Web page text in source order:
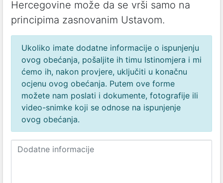
Hercegovine može dа se vrši sаmo nа
principimа zаsnovаnim Ustаvom.
Ukoliko imate dodatne informacije o ispunjenju
ovog obećanja, pošaljite ih timu Istinomjera i mi
ćemo ih, nakon provjere, uključiti u konačnu
ocjenu ovog obećanja. Putem ove forme
možete nam poslati i dokumente, fotografije ili
video-snimke koji se odnose na ispunjenje
ovog obećanja.